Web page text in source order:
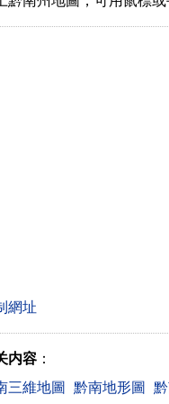
内容 ：
三維地圖
黔南地形圖